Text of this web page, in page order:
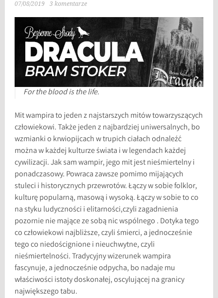
07/08/2019 3 komentarze
For the blood is the life.
Mit wampira to jeden z najstarszych mitów towarzyszących
człowiekowi. Także jeden z najbardziej uniwersalnych, bo
wzmianki o krwiopijcach w trupich ciałach odnaleźć
można w każdej kulturze świata i w legendach każdej
cywilizacji. Jak sam wampir, jego mit jest nieśmiertelny i
ponadczasowy. Powraca zawsze pomimo mijających
stuleci i historycznych przewrotów. Łączy w sobie folklor,
kulturę popularną, masową i wysoką. Łączy w sobie to co
na styku ludyczności i elitarności,czyli zagadnienia
pozornie nie mające ze sobą nic wspólnego . Dotyka tego
co człowiekowi najbliższe, czyli śmierci, a jednocześnie
tego co niedoścignione i nieuchwytne, czyli
nieśmiertelności. Tradycyjny wizerunek wampira
fascynuje, a jednocześnie odpycha, bo nadaje mu
właściwości istoty doskonałej, oscylującej na granicy
największego tabu.